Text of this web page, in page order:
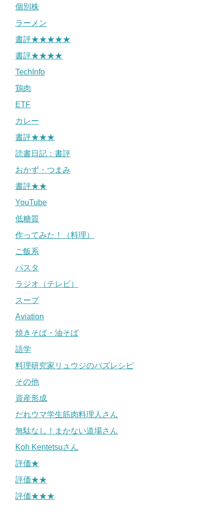
個別株
ラーメン
書評★★★★★
書評★★★★
TechInfo
鶏肉
ETF
カレー
書評★★★
読書日記：書評
おかず・つまみ
書評★★
YouTube
低糖質
作ってみた！（料理）
ご飯系
パスタ
ラジオ（テレビ）
スープ
Aviation
焼きそば・油そば
語学
料理研究家リュウジのバズレシピ
その他
資産形成
だれウマ学生筋肉料理人さん
無駄なし！まかない道場さん
Koh Kentetsuさん
評価★
評価★★
評価★★★